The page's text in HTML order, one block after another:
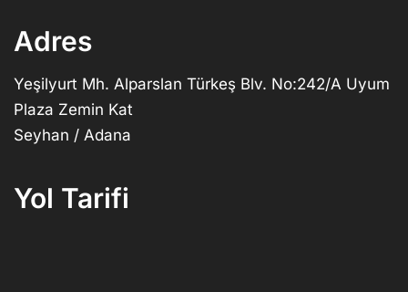
Adres
Yeşilyurt Mh. Alparslan Türkeş Blv. No:242/A Uyum
Plaza Zemin Kat
Seyhan / Adana
Yol Tarifi